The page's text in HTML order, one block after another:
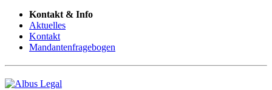
Kontakt & Info
Aktuelles
Kontakt
Mandantenfragebogen